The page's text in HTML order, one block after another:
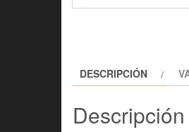
DESCRIPCIÓN
Descripción